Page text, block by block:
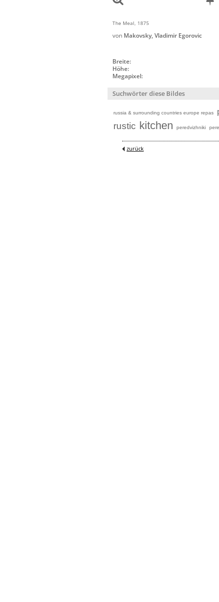
The Meal, 1875
von Makovsky, Vladimir Egorovic
Breite:
Höhe:
Megapixel:
Suchwörter diese Bildes
russia & surrounding countries europe repas
rustic kitchen peredvizhniki
zurück